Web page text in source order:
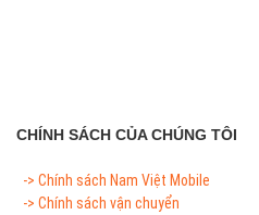
CHÍNH SÁCH CỦA CHÚNG TÔI
-> Chính sách Nam Việt Mobile
-> Chính sách vận chuyển